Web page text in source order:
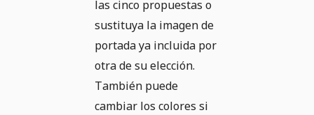
las cinco propuestas o
sustituya la imagen de
portada ya incluida por
otra de su elección.
También puede
cambiar los colores si